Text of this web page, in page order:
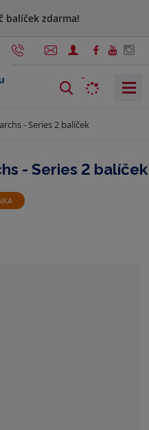
balíček zdarma!
h
d
- Series 2 balíček
- Series 2 balíček